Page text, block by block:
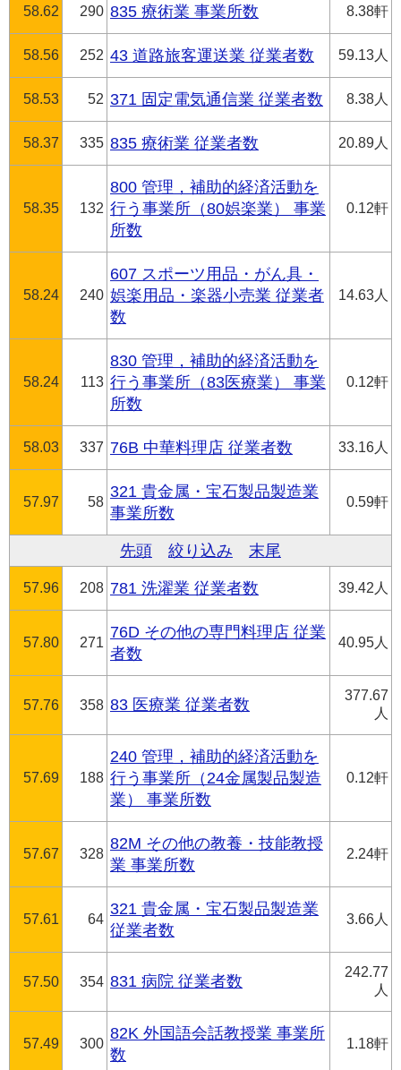
58.62 290 835 療術業 事業所数 8.38軒
58.56 252 43 道路旅客運送業 従業者数 59.13人
58.53 52 371 固定電気通信業 従業者数 8.38人
58.37 335 835 療術業 従業者数 20.89人
58.35 132
800 管理，補助的経済活動を
行う事業所（80娯楽業） 事業
所数
0.12軒
58.24 240
607 スポーツ用品・がん具・
娯楽用品・楽器小売業 従業者
数
14.63人
58.24 113
830 管理，補助的経済活動を
行う事業所（83医療業） 事業
所数
0.12軒
58.03 337 76B 中華料理店 従業者数 33.16人
57.97 58
321 貴金属・宝石製品製造業
事業所数
0.59軒
先頭 絞り込み 末尾
57.96 208 781 洗濯業 従業者数 39.42人
57.80 271
76D その他の専門料理店 従業
者数
40.95人
57.76 358 83 医療業 従業者数
377.67
人
57.69 188
240 管理，補助的経済活動を
行う事業所（24金属製品製造
業） 事業所数
0.12軒
57.67 328
82M その他の教養・技能教授
業 事業所数
2.24軒
57.61 64
321 貴金属・宝石製品製造業
従業者数
3.66人
57.50 354 831 病院 従業者数
242.77
人
57.49 300
82K 外国語会話教授業 事業所
数
1.18軒